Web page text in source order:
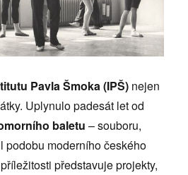
Pavla Šmoka (IPŠ) nejen
Uplynulo padesát let od
baletu – souboru,
podobu moderního českého
představuje projekty,